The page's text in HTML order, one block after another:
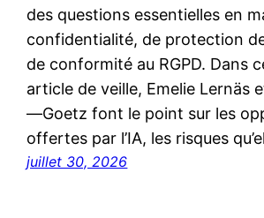
des questions essentielles en
confidentialité, de protection
de conformité au RGPD. Dans
article de veille, Emelie Lernäs
—Goetz font le point sur les
offertes par l’IA, les risques
juillet 30, 2026